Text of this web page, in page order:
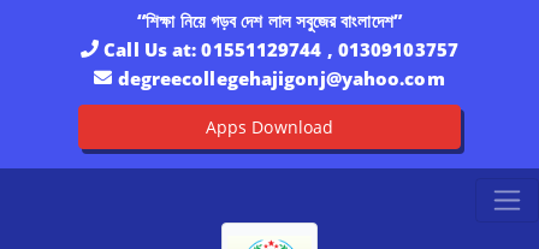
“শিক্ষা নিয়ে গড়ব দেশ লাল সবুজের বাংলাদেশ”
Call Us at:01551129744 , 01309103757
degreecollegehajigonj@yahoo.com
Apps Download